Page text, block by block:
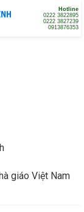
Hotline
0222 3822895
0222 3827239
0913876353
giáo Việt Nam